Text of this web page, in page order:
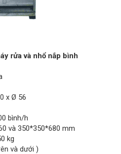
rửa và nhổ nắp bình
x Ø 56
bình/h
và 350*350*680 mm
kg
và dưới )